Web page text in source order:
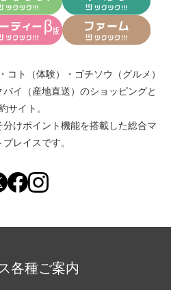
・ コト（体験） ・ ゴチソウ（グルメ）
イ（産地直送） のショッピングと
サイト。
分けポイント機能を搭載した総合マ
レイスです。
各種ご案内